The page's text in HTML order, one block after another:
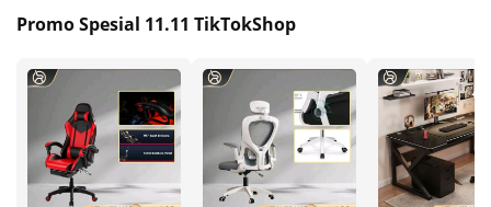
Promo Spesial 11.11 TikTokShop